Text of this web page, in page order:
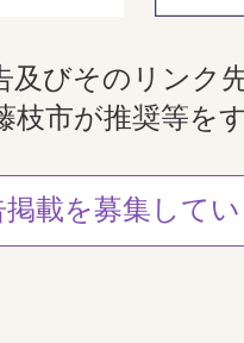
及びそのリンク
枝市が推奨等を
掲載を募集して